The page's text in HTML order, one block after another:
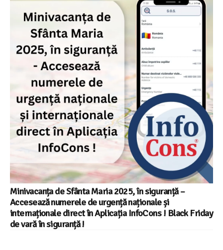
Minivacanța de Sfânta Maria 2025, în siguranță –
Accesează numerele de urgență naționale și
internaționale direct în Aplicația InfoCons ! Black Friday
de vară în siguranță !